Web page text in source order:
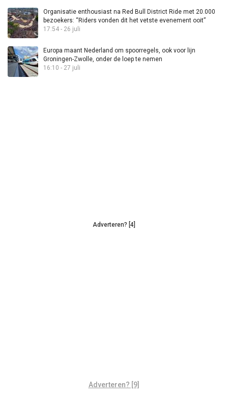
Organisatie enthousiast na Red Bull District Ride met 20.000
bezoekers: “Riders vonden dit het vetste evenement ooit”
17:54 - 26 juli
Europa maant Nederland om spoorregels, ook voor lijn
Groningen-Zwolle, onder de loep te nemen
16:10 - 27 juli
Adverteren? [4]
Adverteren? [9]